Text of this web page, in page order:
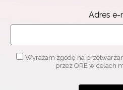
Adres e-
Wyrażam zgodę na
przez ORE w celach
osobowych przez ORE w celach
Zapisuję się